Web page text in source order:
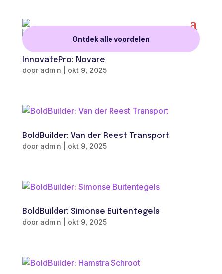
Ontdek alle voordelen
InnovatePro: Novare
door admin okt 9, 2025
BoldBuilder: Van der Reest Transport
door admin okt 9, 2025
BoldBuilder: Simonse Buitentegels
door admin okt 9, 2025